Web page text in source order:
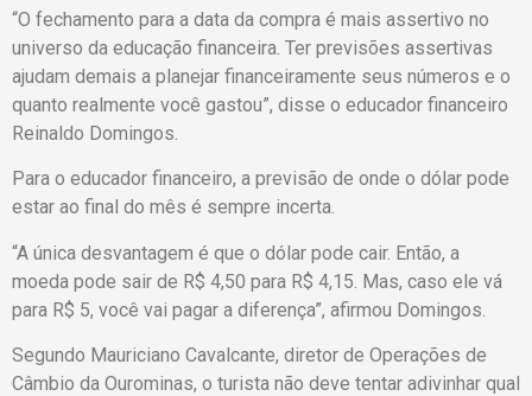
“O fechamento para a data da compra é mais assertivo no
universo da educação financeira. Ter previsões assertivas
ajudam demais a planejar financeiramente seus números e o
quanto realmente você gastou”, disse o educador financeiro
Reinaldo Domingos.
Para o educador financeiro, a previsão de onde o dólar pode
estar ao final do mês é sempre incerta.
“A única desvantagem é que o dólar pode cair. Então, a
moeda pode sair de R$ 4,50 para R$ 4,15. Mas, caso ele vá
para R$ 5, você vai pagar a diferença”, afirmou Domingos.
Segundo Mauriciano Cavalcante, diretor de Operações de
Câmbio da Ourominas, o turista não deve tentar adivinhar qual